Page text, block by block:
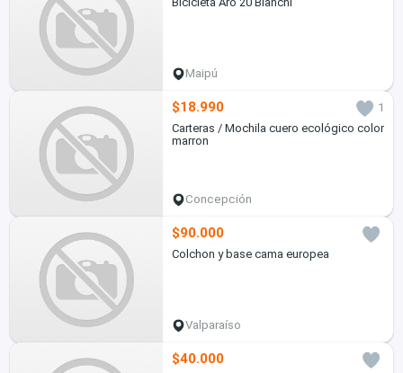
Maipú
$18.990
1
Carteras / Mochila cuero ecológico color
marron
Concepción
$90.000
Colchon y base cama europea
Valparaíso
$40.000